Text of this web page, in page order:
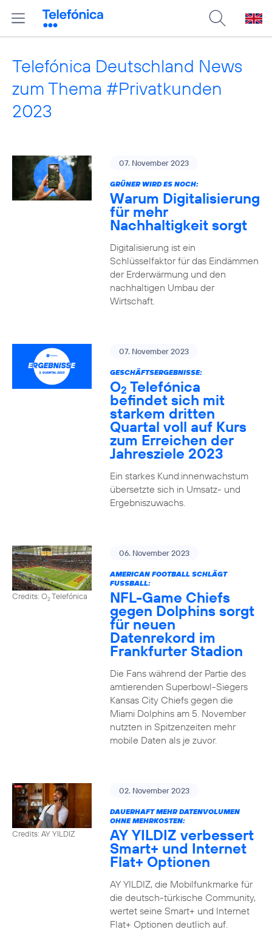
Telefónica Deutschland News
zum Thema #Privatkunden
2023
07. November 2023
GRÜNER WIRD ES NOCH:
Warum Digitalisierung
für mehr
Nachhaltigkeit sorgt
Digitalisierung ist ein
Schlüsselfaktor für das Eindämmen
der Erderwärmung und den
nachhaltigen Umbau der
Wirtschaft.
07. November 2023
GESCHÄFTSERGEBNISSE:
O2 Telefónica
befindet sich mit
starkem dritten
Quartal voll auf Kurs
zum Erreichen der
Jahresziele 2023
Ein starkes Kund:innenwachstum
übersetzte sich in Umsatz- und
Ergebniszuwachs.
Credits: O2Telefónica
06. November 2023
AMERICAN FOOTBALL SCHLÄGT
FUSSBALL:
NFL-Game Chiefs
gegen Dolphins sorgt
für neuen
Datenrekord im
Frankfurter Stadion
Die Fans während der Partie des
amtierenden Superbowl-Siegers
Kansas City Chiefs gegen die
Miami Dolphins am 5. November
nutzten in Spitzenzeiten mehr
mobile Daten als je zuvor.
Credits: AY YILDIZ
02. November 2023
DAUERHAFT MEHR DATENVOLUMEN
OHNE MEHRKOSTEN:
AY YILDIZ verbessert
Smart+ und Internet
Flat+ Optionen
AY YILDIZ, die Mobilfunkmarke für
die deutsch-türkische Community,
wertet seine Smart+ und Internet
Flat+ Optionen deutlich auf.